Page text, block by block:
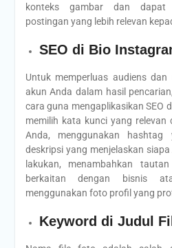
konteks gambar dan dapat
postingan yang lebih relevan
SEO di Bio
Untuk memperluas audiens
akun Anda dalam hasil
cara guna mengaplikasikan SEO
memilih kata kunci yang
Anda, menggunakan hashtag
deskripsi yang menjelaskan
lakukan, menambahkan
berkaitan dengan bisnis
menggunakan foto profil yang
Keyword di Judul